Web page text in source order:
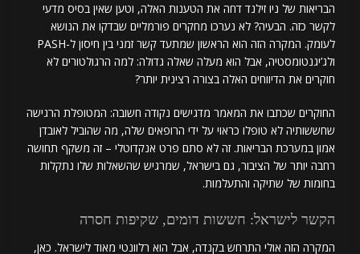
הבריאות של ניו זילנד דחה את הטענות האלה, וטען שאין בסיס מדעי
לקשר כזה. הבעיה? לא נערכו מחקרים פורמליים שבדקו את הנושא
לעומק. המקרה הזה הוא הראשון שמתעד קשר זמני בין חיסון ל-PASH
ולג’יגנטומסטיה, אבל הוא מעלה שאלה גדולה: למה הרגולטורים לא
חוקרים את הדיווחים האלה בצורה רצינית יותר?
החוקרים שכתבו את המאמר מדגישים נקודה חשובה: המטופלת הרגישה
שחששותיה לא טופלו כראוי על ידי הרופאים שלה, מה שהוביל לאובדן
אמון במערכת הבריאות. זה לא סתם פרט אנקדוטלי – זה משקף תחושה
רחבה יותר של הציבור, גם בישראל, שמרגיש שהשאלות שלו נתקלות
בחומות של שתיקה והתעלמות.
הקשר לישראל: חששות דומים, שקיפות חסרה
המקרה הזה אולי התרחש בקנדה, אבל הוא רלוונטי מאוד לישראל. כאן,